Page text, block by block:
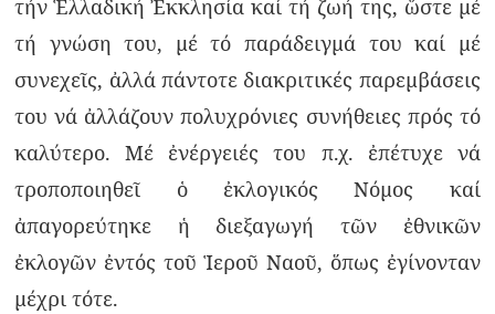
τήν Ἑλλαδική Ἐκκλησία καί τή ζωή της, ὥστε μέ
τή γνώση του, μέ τό παράδειγμά του καί μέ
συνεχεῖς, ἀλλά πάντοτε διακριτικές παρεμβάσεις
του νά ἀλλάζουν πολυχρόνιες συνήθειες πρός τό
καλύτερο. Μέ ἐνέργειές του π.χ. ἐπέτυχε νά
τροποποιηθεῖ ὁ ἐκλογικός Νόμος καί
ἀπαγορεύτηκε ἡ διεξαγωγή τῶν ἐθνικῶν
ἐκλογῶν ἐντός τοῦ Ἱεροῦ Ναοῦ, ὅπως ἐγίνονταν
μέχρι τότε.